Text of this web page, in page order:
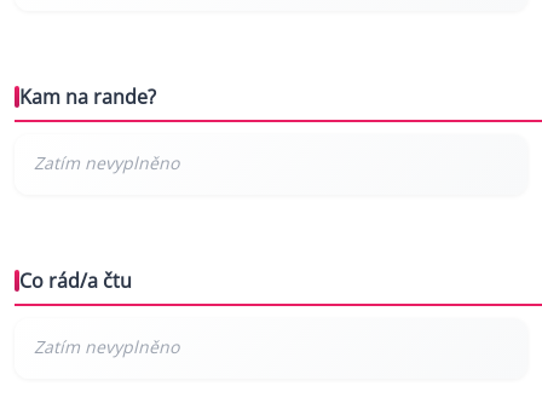
Kam na rande?
Co rád/a čtu